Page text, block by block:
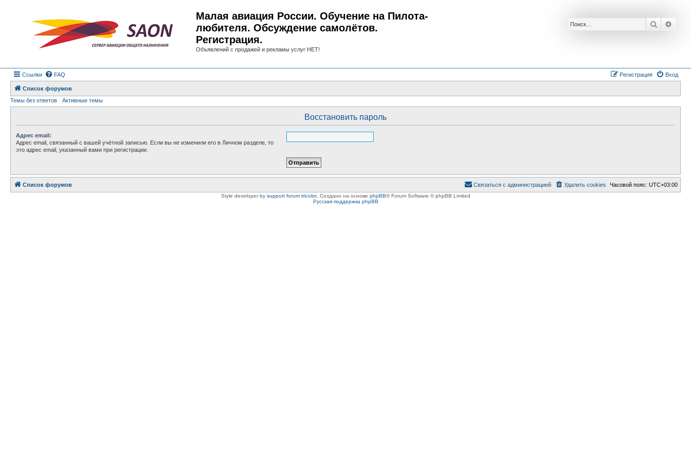
Малая авиация России. Обучение на Пилота-
любителя. Обсуждение самолётов.
Регистрация.
Объявлений с продажей и рекламы услуг НЕТ!
Поиск
Ссылки FAQ Вход
Регистрация
Список форумов
Темы без ответов
Активные темы
Восстановить пароль
Адрес email:
Адрес email, связанный с вашей учётной записью. Если вы не изменили его в Личном разделе, то
это адрес email, указанный вами при регистрации.
Список форумов Часовой пояс: UTC+03:00
Удалить cookies
Связаться с администрацией
Style developer by support forum tricolor, Создано на основе phpBB® Forum Software © phpBB Limited
Русская поддержка phpBB